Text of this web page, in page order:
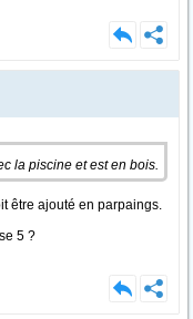
la piscine et est en bois.
être ajouté en parpaings.
5 ?